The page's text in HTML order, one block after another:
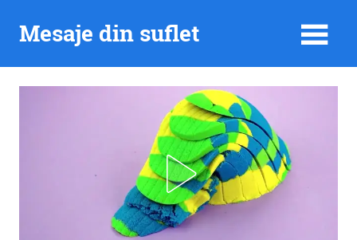
Mesaje din suflet